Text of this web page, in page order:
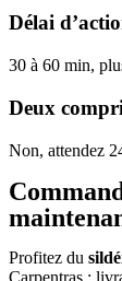
Délai
30 à 60 min,
Deux
Non, attendez
Profitez du
Carpentras :